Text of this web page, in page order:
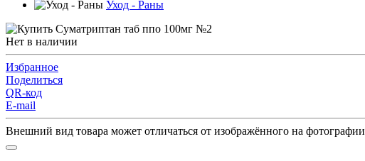
Уход - Раны
Нет в наличии
Избранное
Поделиться
QR-код
E-mail
Внешний вид товара может отличаться от изображённого на фотографии